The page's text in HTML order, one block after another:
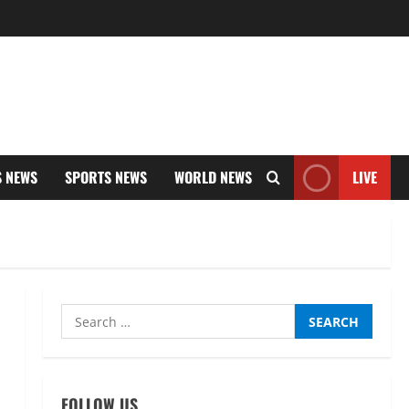
SPORTS NEWS WORLD NEWS LIVE
Search
for: